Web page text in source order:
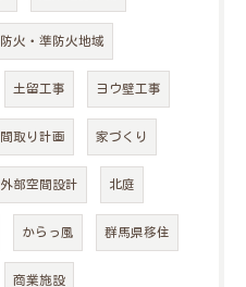
防火・準防火地域
土留工事 ヨウ壁工事
間取り計画 家づくり
外部空間設計 北庭
からっ風 群馬県移住
商業施設